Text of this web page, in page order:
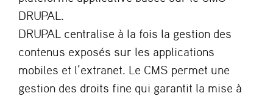
DRUPAL.
DRUPAL centralise à la fois la gestion des
contenus exposés sur les applications
mobiles et l’extranet. Le CMS permet une
gestion des droits fine qui garantit la mise à